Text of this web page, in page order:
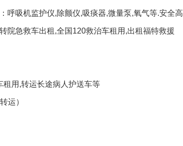
呼吸机监护仪,除颤仪,吸痰器,微量泵,氧气等.安全高
院急救车出租,全国120救治车租用,出租福特救援
用,转运长途病人护送车等
运）